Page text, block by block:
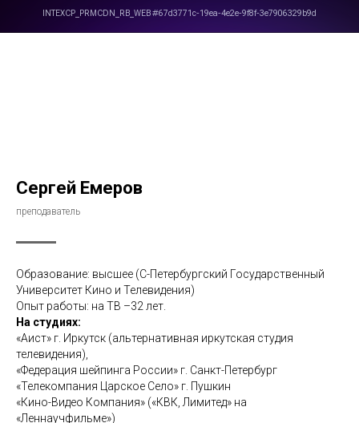
Сергей Емеров
преподаватель
Образование: высшее (С-Петербургский Государственный
Университет Кино и Телевидения)
Опыт работы: на ТВ –32 лет.
На студиях:
«Аист» г. Иркутск (альтернативная иркутская студия
телевидения),
«Федерация шейпинга России» г. Санкт-Петербург
«Телекомпания Царское Село» г. Пушкин
«Кино-Видео Компания» («КВК, Лимитед» на
«Леннаучфильме»)